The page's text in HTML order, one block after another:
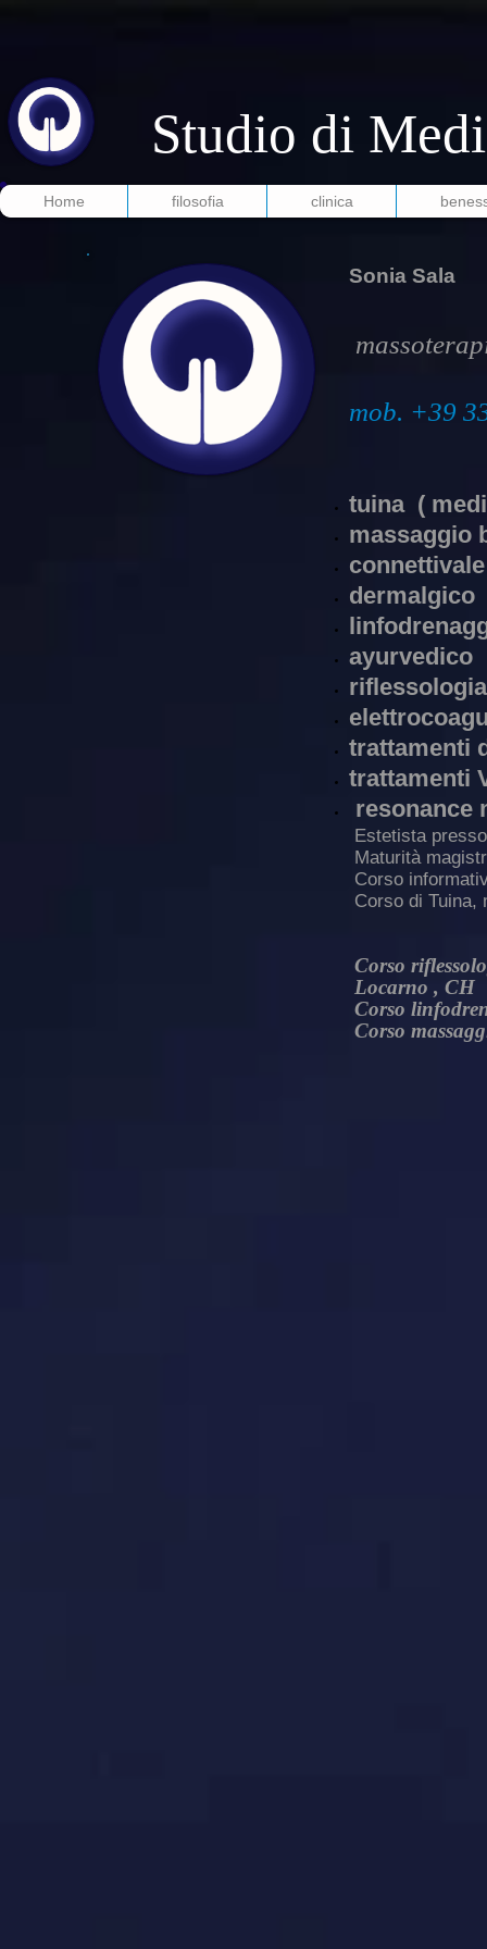
Studio di
Home filosofia clinica
Sonia Sala
mob. +39
​tuina (
massaggio
connettivale
dermalgico
ayurvedico
trattamenti
trattamenti
resonance
Estetista
Maturità
Corso
Corso di Tuina,
Corso
Locarno , CH
Corso
Corso